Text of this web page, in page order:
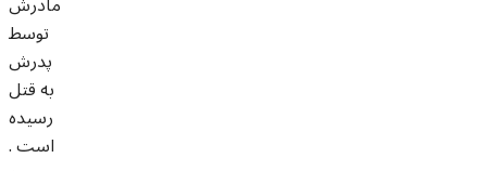
توسط
پدرش
به قتل
رسيده
است .